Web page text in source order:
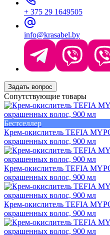
+ 375 29 1649505
info@krasabel.by
Задать вопрос
Сопутствующие товары
Бестселлер
Крем-окислитель TEFIA
окрашенных волос, 900 мл
Крем-окислитель TEFIA
окрашенных волос, 900 мл
Крем-окислитель TEFIA
окрашенных волос, 900 мл